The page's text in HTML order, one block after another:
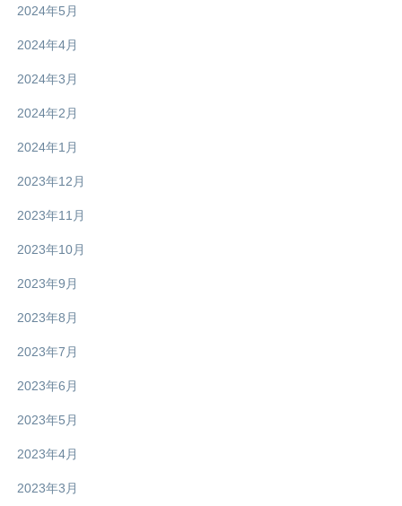
2024年5月
2024年4月
2024年3月
2024年2月
2024年1月
2023年12月
2023年11月
2023年10月
2023年9月
2023年8月
2023年7月
2023年6月
2023年5月
2023年4月
2023年3月